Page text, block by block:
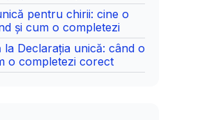
pentru chirii: cine o
și cum o completezi
la Declarația unică: când o
o completezi corect